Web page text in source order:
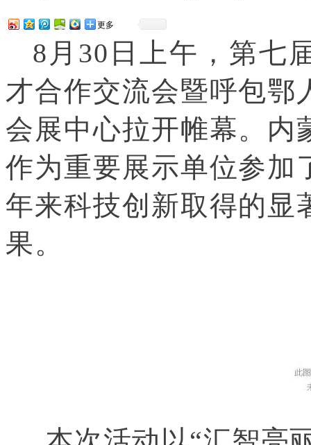
更多
8月30日上午，第七
才合作交流会暨呼包鄂
会展中心拉开帷幕。内
作为重要展示单位参加
年来科技创新取得的显
果。